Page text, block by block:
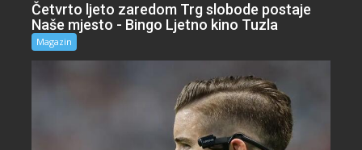
Četvrto ljeto zaredom Trg slobode postaje
Naše mjesto - Bingo Ljetno kino Tuzla
Magazin